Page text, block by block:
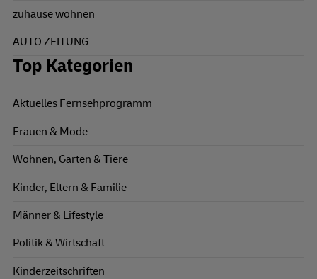
zuhause wohnen
AUTO ZEITUNG
Top Kategorien
Aktuelles Fernsehprogramm
Frauen & Mode
Wohnen, Garten & Tiere
Kinder, Eltern & Familie
Männer & Lifestyle
Politik & Wirtschaft
Kinderzeitschriften